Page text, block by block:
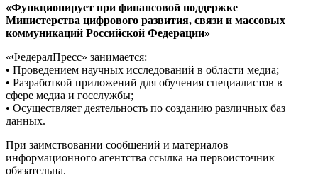
«Функционирует при финансовой поддержке
Министерства цифрового развития, связи и массовых
коммуникаций Российской Федерации»
«ФедералПресс» занимается:
• Проведением научных исследований в области медиа;
• Разработкой приложений для обучения специалистов в
сфере медиа и госслужбы;
• Осуществляет деятельность по созданию различных баз
данных.
При заимствовании сообщений и материалов
информационного агентства ссылка на первоисточник
обязательна.